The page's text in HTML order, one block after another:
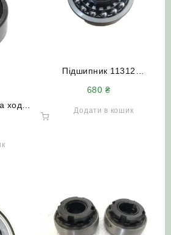
ходу
Підшипник 11312
680₴
Додати в кошик